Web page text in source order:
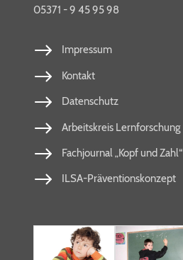
05371 - 9 45 95 98
Impressum
Kontakt
Datenschutz
Arbeitskreis Lernforschung
Fachjournal „Kopf und Zahl“
ILSA-Präventionskonzept